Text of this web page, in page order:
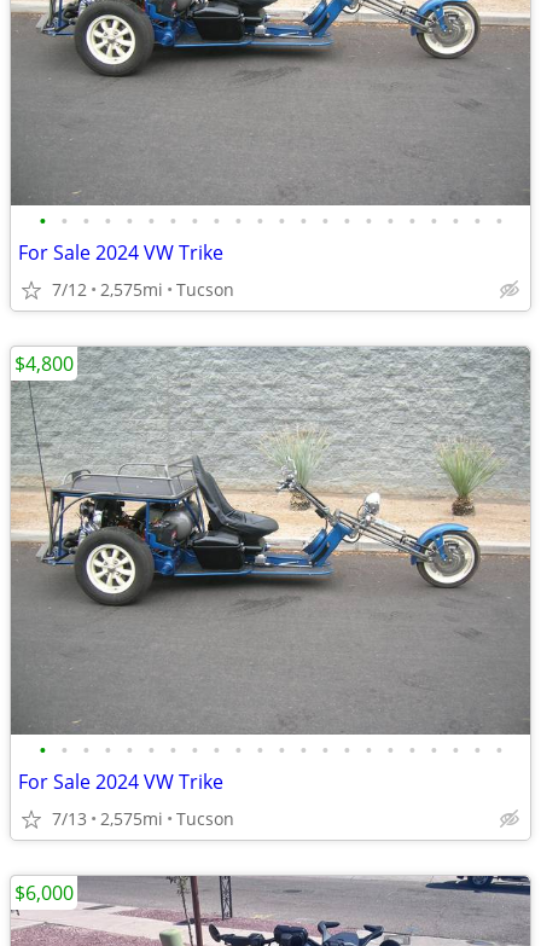
• • • • • • • • • • • • • • • • • • • • • •
For Sale 2024 VW Trike
7/12 2,575mi Tucson
• • • • • • • • • • • • • • • • • • • • • •
For Sale 2024 VW Trike
7/13 2,575mi Tucson
$4,800
$6,000